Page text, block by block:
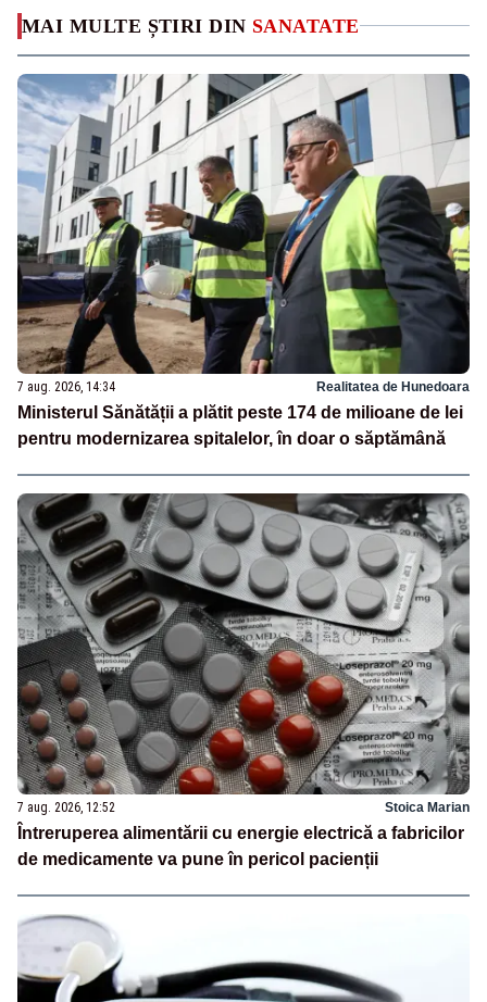
MAI MULTE ȘTIRI DIN SANATATE
7 aug. 2026, 14:34 Realitatea de Hunedoara
Ministerul Sănătății a plătit peste 174 de milioane de lei
pentru modernizarea spitalelor, în doar o săptămână
7 aug. 2026, 12:52 Stoica Marian
Întreruperea alimentării cu energie electrică a fabricilor
de medicamente va pune în pericol pacienții